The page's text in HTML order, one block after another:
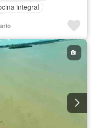
integral
Seguridad